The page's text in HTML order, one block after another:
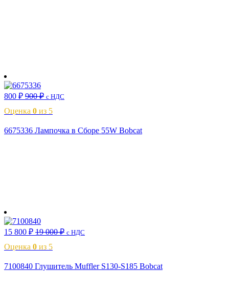
800 ₽ 900₽ с НДС
Оценка 0 из 5
6675336 Лампочка в Сборе 55W Bobcat
15 800 ₽ 19 000₽ с НДС
Оценка 0 из 5
7100840 Глушитель Muffler S130-S185 Bobcat